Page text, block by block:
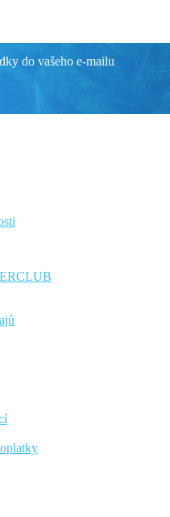
do vašeho e-mailu